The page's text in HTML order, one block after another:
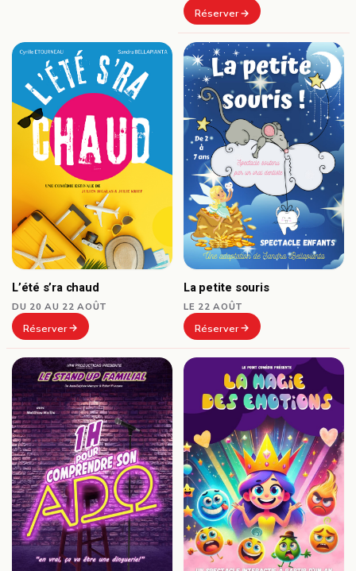
Réserver
L’été s’ra chaud
DU 20 AU 22 AOÛT
Réserver
La petite souris
LE 22 AOÛT
Réserver